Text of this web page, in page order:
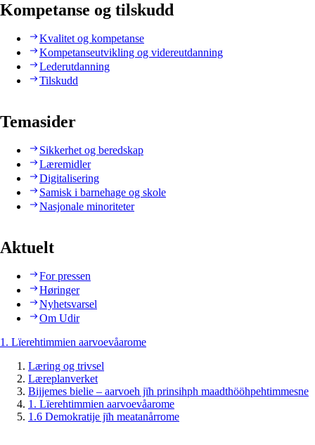
Kompetanse og tilskudd
Kvalitet og kompetanse
Kompetanseutvikling og videreutdanning
Lederutdanning
Tilskudd
Temasider
Sikkerhet og beredskap
Læremidler
Digitalisering
Samisk i barnehage og skole
Nasjonale minoriteter
Aktuelt
For pressen
Høringer
Nyhetsvarsel
Om Udir
1. Lïerehtimmien aarvoevåarome
Læring og trivsel
Læreplanverket
Bijjemes bielie – aarvoeh jïh prinsihph maadthööhpehtimmesne
1. Lïerehtimmien aarvoevåarome
1.6 Demokratije jïh meatanårrome